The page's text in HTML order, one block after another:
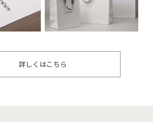
詳しくはこちら